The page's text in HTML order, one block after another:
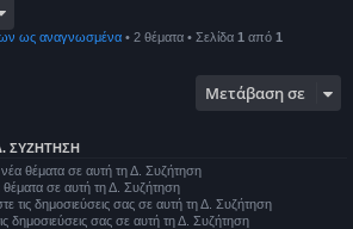
ως αναγνωσμένα • 2 θέματα • Σελίδα 1 από 1
Μετάβαση σε
ΣΥΖΉΤΗΣΗ
νέα θέματα σε αυτή τη Δ. Συζήτηση
σε αυτή τη Δ. Συζήτηση
τις δημοσιεύσεις σας σε αυτή τη Δ. Συζήτηση
δημοσιεύσεις σας σε αυτή τη Δ. Συζήτηση